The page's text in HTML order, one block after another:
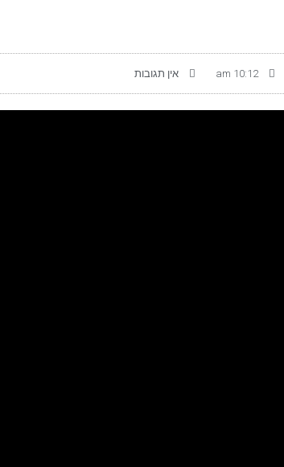
10:12 am אין תגובות